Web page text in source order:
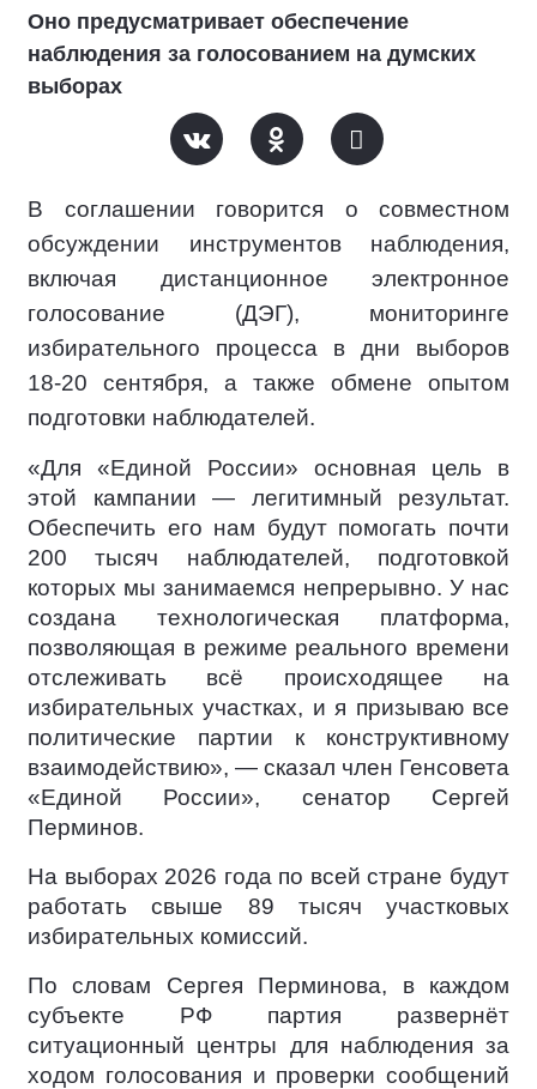
Оно предусматривает обеспечение
наблюдения за голосованием на думских
выборах
В соглашении говорится о совместном
обсуждении инструментов наблюдения,
включая дистанционное электронное
голосование (ДЭГ), мониторинге
избирательного процесса в дни выборов
18-20 сентября, а также обмене опытом
подготовки наблюдателей.
«Для «Единой России» основная цель в
этой кампании — легитимный результат.
Обеспечить его нам будут помогать почти
200 тысяч наблюдателей, подготовкой
которых мы занимаемся непрерывно. У нас
создана технологическая платформа,
позволяющая в режиме реального времени
отслеживать всё происходящее на
избирательных участках, и я призываю все
политические партии к конструктивному
взаимодействию», — сказал член Генсовета
«Единой России», сенатор Сергей
Перминов.
На выборах 2026 года по всей стране будут
работать свыше 89 тысяч участковых
избирательных комиссий.
По словам Сергея Перминова, в каждом
субъекте РФ партия развернёт
ситуационный центры для наблюдения за
ходом голосования и проверки сообщений